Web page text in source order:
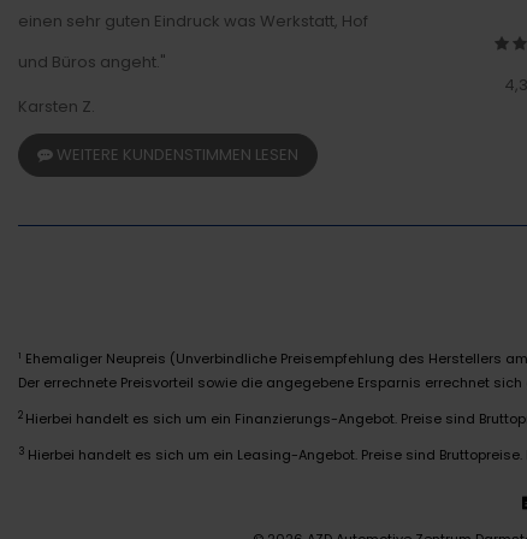
einen sehr guten Eindruck was Werkstatt, Hof
und Büros angeht."
Karsten Z.
WEITERE KUNDENSTIMMEN LESEN
1 Ehemaliger Neupreis (Unverbindliche Preisempfehlung des Herstellers
Der errechnete Preisvorteil sowie die angegebene Ersparnis errechnet
2 Hierbei handelt es sich um ein Finanzierungs-Angebot. Preise sind
3 Hierbei handelt es sich um ein Leasing-Angebot. Preise sind